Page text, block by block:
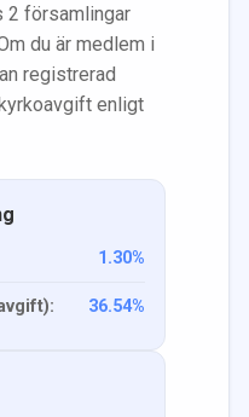
2 församlingar
du är medlem i
registrerad
enligt
1.30%
36.54%